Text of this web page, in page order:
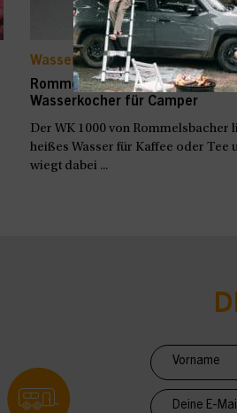
Wasserkocher
Rommelsbacher WK 1000:
Wasserkocher für Camper
Der WK 1000 von Rommelsbacher
heißes Wasser für Kaffee oder Tee
wiegt dabei ...
Newsletter
CV